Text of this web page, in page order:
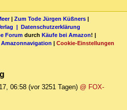
| Zum Tode Jürgen Küßners |
| Datenschutzerklärung
Forum durch Käufe bei Amazon! |
Amazonnavigation | Cookie-Einstellungen
06:58 (vor 3251 Tagen) @ FOX-